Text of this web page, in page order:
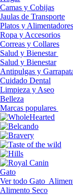
Camas y Cobijas
Jaulas de Transporte
Platos y Alimentadores
Ropa y Accesorios
Correas y Collares
Salud y Bienestar
Salud y Bienestar
Antipulgas y
Cuidado Dental
Limpieza y Aseo
Belleza
Marcas populares
Gato
Ver todo Gato
Alimento Seco